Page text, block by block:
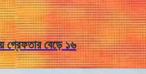
গ্রেফতার বেড়ে ১৬